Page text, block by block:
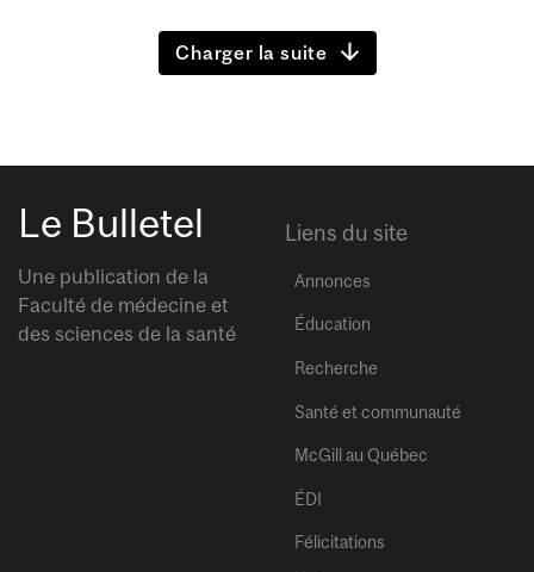
Charger la suite
Le Bulletel
Une publication de la
Faculté de médecine et
des sciences de la santé
Liens du site
Annonces
Éducation
Recherche
Santé et communauté
McGill au Québec
ÉDI
Félicitations